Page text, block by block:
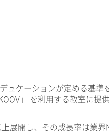
ュケーションが定める基準
」 を利用する教室に提
展開し、その成長率は業界